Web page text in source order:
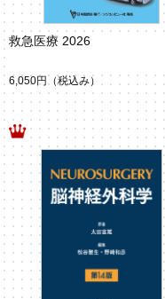
救急医療 2026
6,050円（税込み）